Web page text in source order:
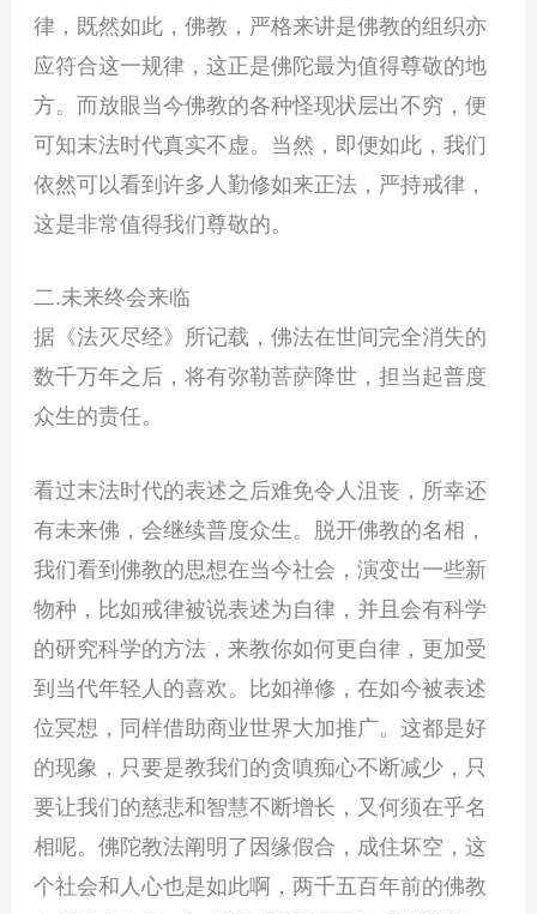
律，既然如此，佛教，严格来讲是佛教的组织亦
应符合这一规律，这正是佛陀最为值得尊敬的地
方。而放眼当今佛教的各种怪现状层出不穷，便
可知末法时代真实不虚。当然，即便如此，我们
依然可以看到许多人勤修如来正法，严持戒律，
这是非常值得我们尊敬的。
二.未来终会来临
据《法灭尽经》所记载，佛法在世间完全消失的
数千万年之后，将有弥勒菩萨降世，担当起普度
众生的责任。
看过末法时代的表述之后难免令人沮丧，所幸还
有未来佛，会继续普度众生。脱开佛教的名相，
我们看到佛教的思想在当今社会，演变出一些新
物种，比如戒律被说表述为自律，并且会有科学
的研究科学的方法，来教你如何更自律，更加受
到当代年轻人的喜欢。比如禅修，在如今被表述
位冥想，同样借助商业世界大加推广。这都是好
的现象，只要是教我们的贪嗔痴心不断减少，只
要让我们的慈悲和智慧不断增长，又何须在乎名
相呢。佛陀教法阐明了因缘假合，成住坏空，这
个社会和人心也是如此啊，两千五百年前的佛教